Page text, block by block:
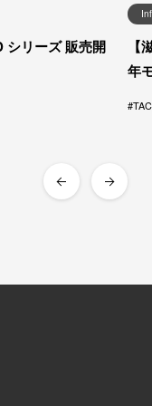
シリーズ 販売開
年